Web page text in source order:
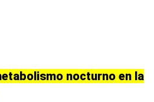
nocturno en la